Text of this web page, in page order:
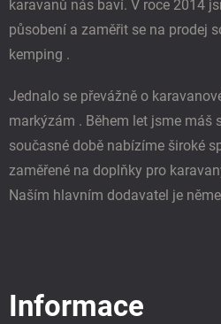
v
s
u
karavanů nás baví. V roce 2014
působení a zaměřit se na prodej
kemping .
Jednalo se převážně o
markýzám . Během let jsme máš
současné době nabízíme široké
zaměřené na doplňky pro
Naším hlavním dodavatel je
Informace